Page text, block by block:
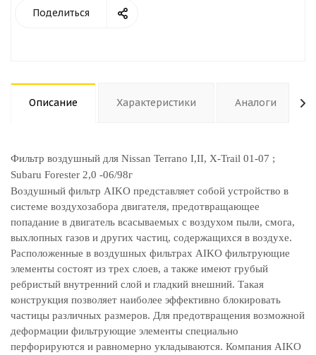
Поделиться
Описание Характеристики Аналоги
Фильтр воздушный для Nissan Terrano I,II, X-Trail 01-07 ;
Subaru Forester 2,0 -06/98г
Воздушный фильтр AIKO представляет собой устройство в
системе воздухозабора двигателя, предотвращающее
попадание в двигатель всасываемых с воздухом пыли, смога,
выхлопных газов и других частиц, содержащихся в воздухе.
Расположенные в воздушных фильтрах AIKO фильтрующие
элементы состоят из трех слоев, а также имеют грубый
ребристый внутренний слой и гладкий внешний. Такая
конструкция позволяет наиболее эффективно блокировать
частицы различных размеров. Для предотвращения возможной
деформации фильтрующие элементы специально
перфорируются и равномерно укладываются. Компания AIKO